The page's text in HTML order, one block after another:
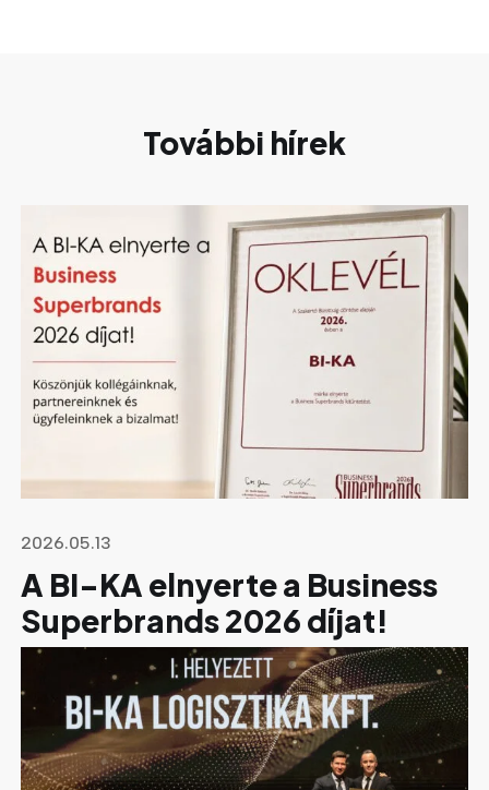
További hírek
2026.05.13
A BI-KA elnyerte a Business
Superbrands 2026 díjat!